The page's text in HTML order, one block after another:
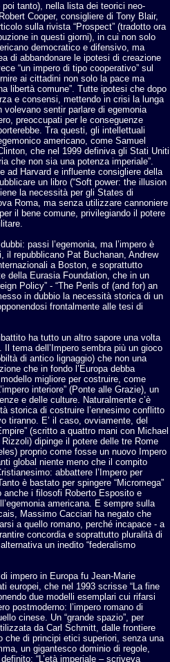
tanto), nella lista dei teorici neo-
Cooper, consigliere di Tony Blair,
sulla rivista “Prospect” (tradotto ora
in questi giorni), in cui non solo
democratico e difensivo, ma
di abbandonare le ipotesi di creazione
“un impero di tipo cooperativo” sul
ai cittadini non solo la pace ma
libertà comune”. Tutte ipotesi che dopo
e consensi, mettendo in crisi la lunga
sentir parlare di egemonia
preoccupati per le conseguenze
Tra questi, gli intellettuali
americano, come Samuel
che nel 1999 definiva gli Stati Uniti
che non sia una potenza imperiale”.
ad Harvard e influente consigliere della
un libro (“Soft power: the illusion
la necessità per gli States di
Roma, ma senza utilizzare cannoniere
il bene comune, privilegiando il potere
passi l’egemonia, ma l’impero è
il repubblicano Pat Buchanan, Andrew
a Boston, e soprattutto
della Eurasia Foundation, che in un
Policy” - “The Perils of (and for) an
in dubbio la necessità storica di un
frontalmente alle tesi di
ha tutto un altro sapore una volta
tema dell’Impero sembra più un gioco
di antico lignaggio) che non una
che in fondo l’Europa debba
migliore per costruire, come
interiore” (Ponte alle Grazie), un
e delle culture. Naturalmente c’è
storica di costruire l’ennesimo conflitto
tiranno. E’ il caso, ovviamente, del
(scritto a quattro mani con Michael
dipinge il potere delle tre Rome
proprio come fosse un nuovo Impero
global niente meno che il compito
abbattere l’Impero per
è bastato per spingere “Micromega”
i filosofi Roberto Esposito e
americana. E sempre sulla
Massimo Cacciari ha negato che
a quello romano, perché incapace - a
concordia e soprattutto pluralità di
un inedito “federalismo
impero in Europa fu Jean-Marie
europei, che nel 1993 scrisse “La fine
due modelli esemplari cui rifarsi
postmoderno: l’impero romano di
cinese. Un “grande spazio”, per
da Carl Schmitt, dalle frontiere
di principi etici superiori, senza una
un gigantesco dominio di regole,
“L’età imperiale – scriveva